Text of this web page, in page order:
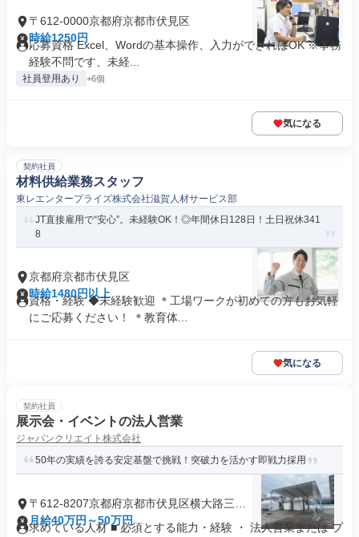
〒612-0000京都府京都市伏見区
時給1250円
応募資格 Excel、Wordの基本操作、入力ができればOK ※事務
経験不問です、未経...
社員登用あり +6個
気になる
契約社員
材料供給業務スタッフ
東レエンタープライズ株式会社滋賀人材サービス部
JT直接雇用で“安心”。未経験OK！◎年間休日128日！土日祝休341
8
京都府京都市伏見区
時給1480円以上
資格・経験 ◆未経験歓迎 ＊工場ワークが初めての方もお気軽
にご応募ください！ ＊教育体...
気になる
契約社員
展示会・イベントの法人営業
ジャパンクリエイト株式会社
50年の実績を誇る安定基盤で挑戦！突破力を活かす即戦力採用
〒612-8207京都府京都市伏見区横大路三栖
山城屋敷町
月給40万円～50万円
求めている人材 ■ 必須とする能力・経験 ・ 法人営業または プ